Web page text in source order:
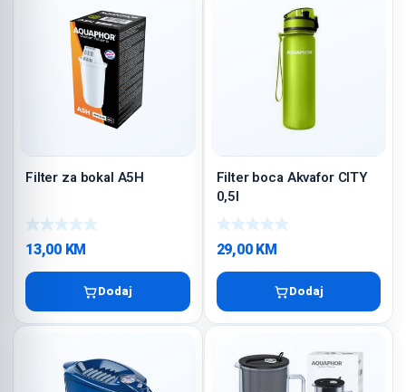
Filter za bokal A5H
13,00 KM
Dodaj
Filter boca Akvafor CITY
0,5l
29,00KM
Dodaj